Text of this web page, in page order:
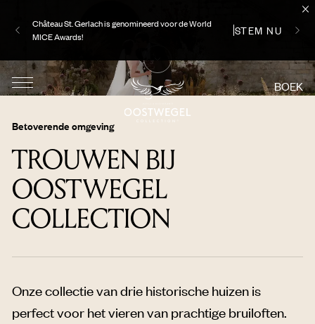
Château St. Gerlach is genomineerd voor de World
MICE Awards!
STEM NU
BOEK
Betoverende omgeving
TROUWEN BIJ
OOSTWEGEL
COLLECTION
Onze collectie van drie historische huizen is
perfect voor het vieren van prachtige bruiloften.